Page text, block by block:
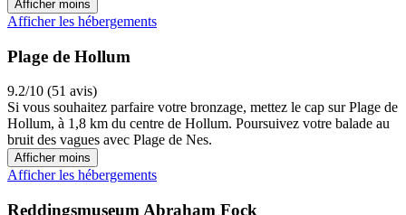
Afficher moins
Afficher les hébergements
Plage de Hollum
9.2/10 (51 avis)
Si vous souhaitez parfaire votre bronzage, mettez le cap sur Plage de
Hollum, à 1,8 km du centre de Hollum. Poursuivez votre balade au
bruit des vagues avec Plage de Nes.
Afficher moins
Afficher les hébergements
Reddingsmuseum Abraham Fock